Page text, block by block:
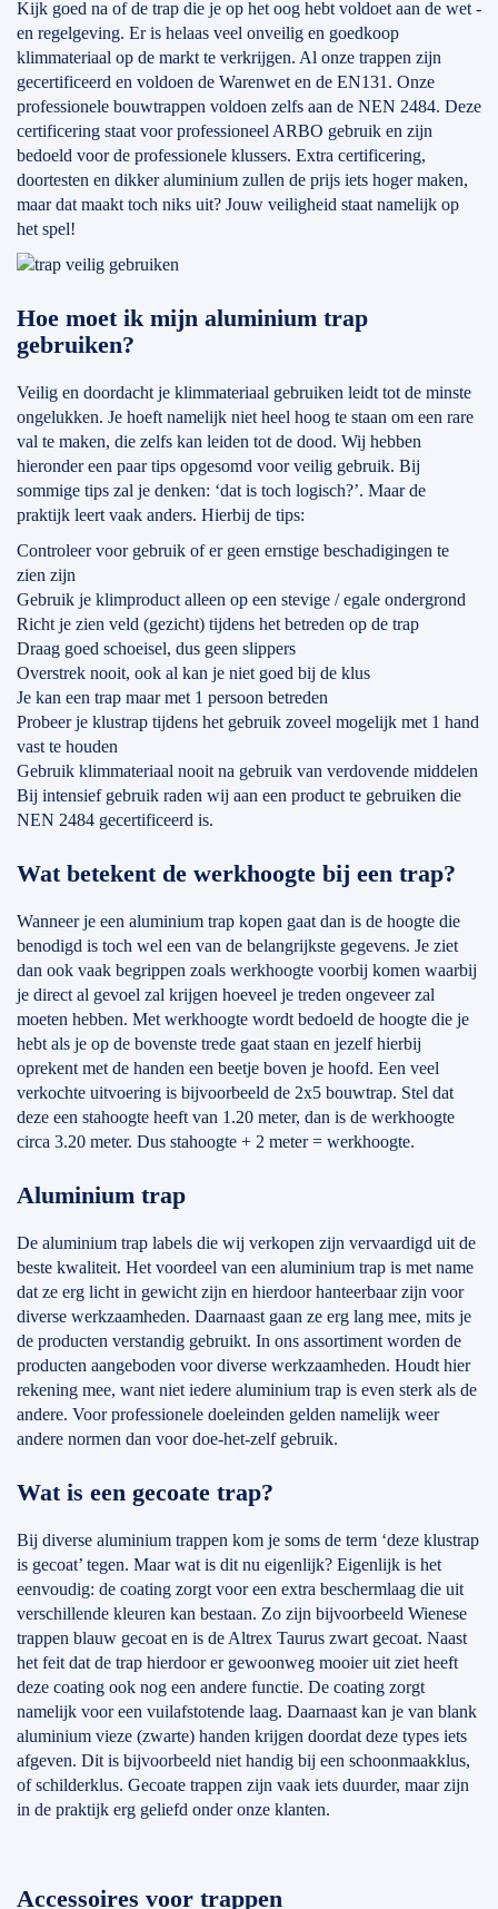
Kijk goed na of de trap die je op het oog hebt voldoet aan de wet -
en regelgeving. Er is helaas veel onveilig en goedkoop
klimmateriaal op de markt te verkrijgen. Al onze trappen zijn
gecertificeerd en voldoen de Warenwet en de EN131. Onze
professionele bouwtrappen voldoen zelfs aan de NEN 2484. Deze
certificering staat voor professioneel ARBO gebruik en zijn
bedoeld voor de professionele klussers. Extra certificering,
doortesten en dikker aluminium zullen de prijs iets hoger maken,
maar dat maakt toch niks uit? Jouw veiligheid staat namelijk op
het spel!
Hoe moet ik mijn aluminium trap
gebruiken?
Veilig en doordacht je klimmateriaal gebruiken leidt tot de minste
ongelukken. Je hoeft namelijk niet heel hoog te staan om een rare
val te maken, die zelfs kan leiden tot de dood. Wij hebben
hieronder een paar tips opgesomd voor veilig gebruik. Bij
sommige tips zal je denken: ‘dat is toch logisch?’. Maar de
praktijk leert vaak anders. Hierbij de tips:
Controleer voor gebruik of er geen ernstige beschadigingen te
zien zijn
Gebruik je klimproduct alleen op een stevige / egale ondergrond
Richt je zien veld (gezicht) tijdens het betreden op de trap
Draag goed schoeisel, dus geen slippers
Overstrek nooit, ook al kan je niet goed bij de klus
Je kan een trap maar met 1 persoon betreden
Probeer je klustrap tijdens het gebruik zoveel mogelijk met 1 hand
vast te houden
Gebruik klimmateriaal nooit na gebruik van verdovende middelen
Bij intensief gebruik raden wij aan een product te gebruiken die
NEN 2484 gecertificeerd is.
Wat betekent de werkhoogte bij een trap?
Wanneer je een aluminium trap kopen gaat dan is de hoogte die
benodigd is toch wel een van de belangrijkste gegevens. Je ziet
dan ook vaak begrippen zoals werkhoogte voorbij komen waarbij
je direct al gevoel zal krijgen hoeveel je treden ongeveer zal
moeten hebben. Met werkhoogte wordt bedoeld de hoogte die je
hebt als je op de bovenste trede gaat staan en jezelf hierbij
oprekent met de handen een beetje boven je hoofd. Een veel
verkochte uitvoering is bijvoorbeeld de 2x5 bouwtrap. Stel dat
deze een stahoogte heeft van 1.20 meter, dan is de werkhoogte
circa 3.20 meter. Dus stahoogte + 2 meter = werkhoogte.
Aluminium trap
De aluminium trap labels die wij verkopen zijn vervaardigd uit de
beste kwaliteit. Het voordeel van een aluminium trap is met name
dat ze erg licht in gewicht zijn en hierdoor hanteerbaar zijn voor
diverse werkzaamheden. Daarnaast gaan ze erg lang mee, mits je
de producten verstandig gebruikt. In ons assortiment worden de
producten aangeboden voor diverse werkzaamheden. Houdt hier
rekening mee, want niet iedere aluminium trap is even sterk als de
andere. Voor professionele doeleinden gelden namelijk weer
andere normen dan voor doe-het-zelf gebruik.
Wat is een gecoate trap?
Bij diverse aluminium trappen kom je soms de term ‘deze klustrap
is gecoat’ tegen. Maar wat is dit nu eigenlijk? Eigenlijk is het
eenvoudig: de coating zorgt voor een extra beschermlaag die uit
verschillende kleuren kan bestaan. Zo zijn bijvoorbeeld Wienese
trappen blauw gecoat en is de Altrex Taurus zwart gecoat. Naast
het feit dat de trap hierdoor er gewoonweg mooier uit ziet heeft
deze coating ook nog een andere functie. De coating zorgt
namelijk voor een vuilafstotende laag. Daarnaast kan je van blank
aluminium vieze (zwarte) handen krijgen doordat deze types iets
afgeven. Dit is bijvoorbeeld niet handig bij een schoonmaakklus,
of schilderklus. Gecoate trappen zijn vaak iets duurder, maar zijn
in de praktijk erg geliefd onder onze klanten.
Accessoires voor trappen